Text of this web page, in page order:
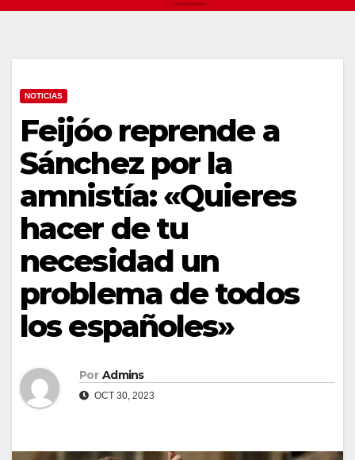
NOTICIAS
Feijóo reprende a
Sánchez por la
amnistía: «Quieres
hacer de tu
necesidad un
problema de todos
los españoles»
Por Admins
OCT 30, 2023